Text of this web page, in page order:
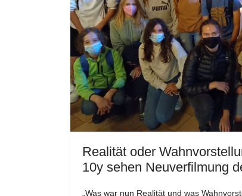
Realität oder
10y sehen Neuverfilmung
„Was war nun Realität und was